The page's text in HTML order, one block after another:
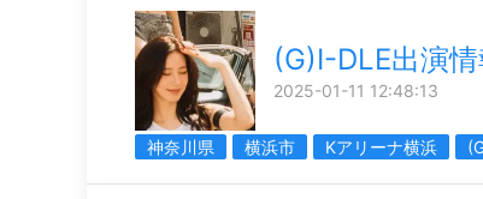
(G)I-DLE出演情
2025-01-11 12:48:13
神奈川県 横浜市 Kアリーナ横浜